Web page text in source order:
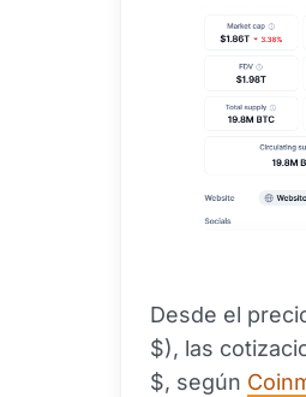
Desde el
$), las
$, según